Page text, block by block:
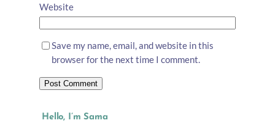
Website
Save my name, email, and website in this
browser for the next time I comment.
Hello, I’m Sama